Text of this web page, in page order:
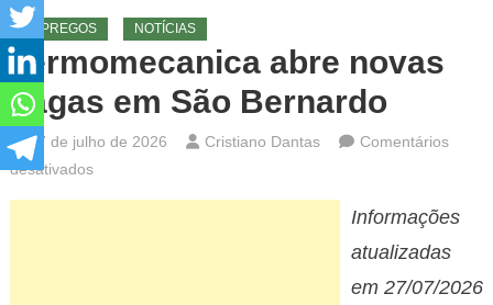
EMPREGOS NOTÍCIAS
Termomecanica abre novas
vagas em São Bernardo
27 de julho de 2026 Cristiano Dantas
Comentários
desativadosem
Informações
atualizadas
em 27/07/2026